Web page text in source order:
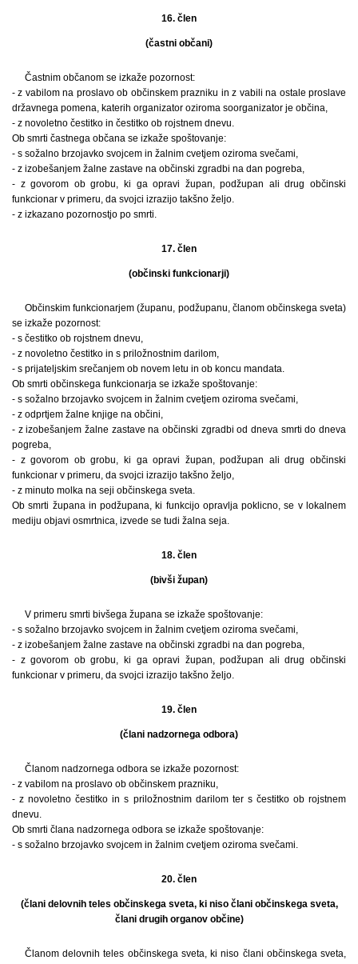
16. člen
(častni občani)
Častnim občanom se izkaže pozornost:
- z vabilom na proslavo ob občinskem prazniku in z vabili na ostale proslave
državnega pomena, katerih organizator oziroma soorganizator je občina,
- z novoletno čestitko in čestitko ob rojstnem dnevu.
Ob smrti častnega občana se izkaže spoštovanje:
- s sožalno brzojavko svojcem in žalnim cvetjem oziroma svečami,
- z izobešanjem žalne zastave na občinski zgradbi na dan pogreba,
- z govorom ob grobu, ki ga opravi župan, podžupan ali drug občinski
funkcionar v primeru, da svojci izrazijo takšno željo.
- z izkazano pozornostjo po smrti.
17. člen
(občinski funkcionarji)
Občinskim funkcionarjem (županu, podžupanu, članom občinskega sveta)
se izkaže pozornost:
- s čestitko ob rojstnem dnevu,
- z novoletno čestitko in s priložnostnim darilom,
- s prijateljskim srečanjem ob novem letu in ob koncu mandata.
Ob smrti občinskega funkcionarja se izkaže spoštovanje:
- s sožalno brzojavko svojcem in žalnim cvetjem oziroma svečami,
- z odprtjem žalne knjige na občini,
- z izobešanjem žalne zastave na občinski zgradbi od dneva smrti do dneva
pogreba,
- z govorom ob grobu, ki ga opravi župan, podžupan ali drug občinski
funkcionar v primeru, da svojci izrazijo takšno željo,
- z minuto molka na seji občinskega sveta.
Ob smrti župana in podžupana, ki funkcijo opravlja poklicno, se v lokalnem
mediju objavi osmrtnica, izvede se tudi žalna seja.
18. člen
(bivši župan)
V primeru smrti bivšega župana se izkaže spoštovanje:
- s sožalno brzojavko svojcem in žalnim cvetjem oziroma svečami,
- z izobešanjem žalne zastave na občinski zgradbi na dan pogreba,
- z govorom ob grobu, ki ga opravi župan, podžupan ali drug občinski
funkcionar v primeru, da svojci izrazijo takšno željo.
19. člen
(člani nadzornega odbora)
Članom nadzornega odbora se izkaže pozornost:
- z vabilom na proslavo ob občinskem prazniku,
- z novoletno čestitko in s priložnostnim darilom ter s čestitko ob rojstnem
dnevu.
Ob smrti člana nadzornega odbora se izkaže spoštovanje:
- s sožalno brzojavko svojcem in žalnim cvetjem oziroma svečami.
20. člen
(člani delovnih teles občinskega sveta, ki niso člani občinskega sveta,
člani drugih organov občine)
Članom delovnih teles občinskega sveta, ki niso člani občinskega sveta,